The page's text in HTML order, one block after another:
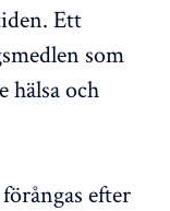
Ett
som
hälsa och
efter